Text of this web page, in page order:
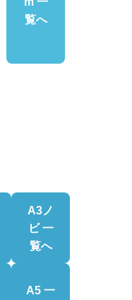
覧へ
A3ノ
ビ 一
覧へ
A5 一